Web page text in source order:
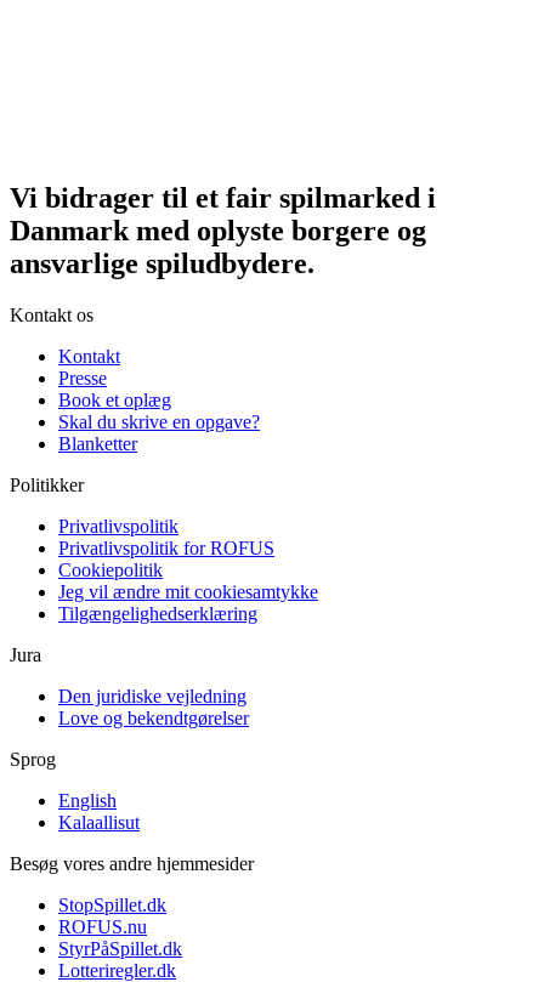
Vi bidrager til et fair spilmarked i
Danmark med oplyste borgere og
ansvarlige spiludbydere.
Kontakt os
Kontakt
Presse
Book et oplæg
Skal du skrive en opgave?
Blanketter
Politikker
Privatlivspolitik
Privatlivspolitik for ROFUS
Cookiepolitik
Jeg vil ændre mit cookiesamtykke
Tilgængelighedserklæring
Jura
Den juridiske vejledning
Love og bekendtgørelser
Sprog
English
Kalaallisut
Besøg vores andre hjemmesider
StopSpillet.dk
ROFUS.nu
StyrPåSpillet.dk
Lotteriregler.dk